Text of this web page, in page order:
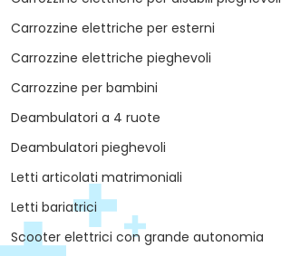
Carrozzine elettriche per esterni
Carrozzine elettriche pieghevoli
Carrozzine per bambini
Deambulatori a 4 ruote
Deambulatori pieghevoli
Letti articolati matrimoniali
Letti bariatrici
Scooter elettrici con grande autonomia